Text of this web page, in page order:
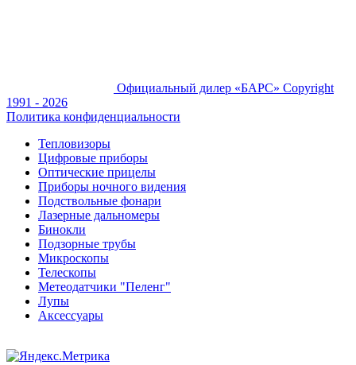
Официальный дилер «БАРС» Copyright
1991 - 2026
Политика конфиденциальности
Тепловизоры
Цифровые приборы
Оптические прицелы
Приборы ночного видения
Подствольные фонари
Лазерные дальномеры
Бинокли
Подзорные трубы
Микроскопы
Телескопы
Метеодатчики "Пеленг"
Лупы
Аксессуары